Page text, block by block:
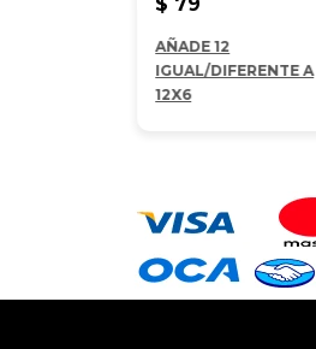
$ 79
AÑADE 12
IGUAL/DIFERENTE A
12X6